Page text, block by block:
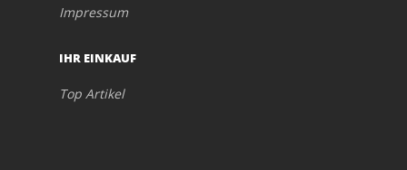
Impressum
IHR EINKAUF
Top Artikel